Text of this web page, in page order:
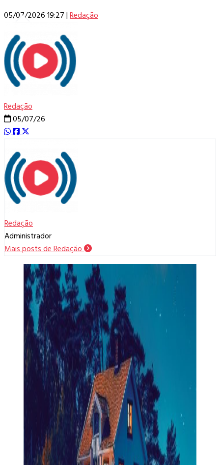
05/07/2026 19:27|Redação
Redação
05/07/26
Redação
Administrador
Mais posts de Redação